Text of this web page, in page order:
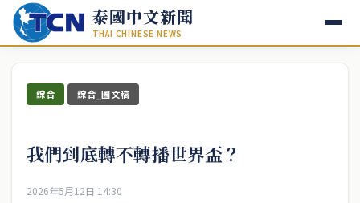
泰國中文新聞
THAI CHINESE NEWS
綜合 綜合_圖文稿
我們到底轉不轉播世界盃？
2026年5月12日 14:30